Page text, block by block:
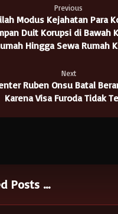
Previous
Modus Kejahatan Para
Duit Korupsi di Bawah
Hingga Sewa Rumah
Next
Ruben Onsu Batal
Karena Visa Furoda Tidak
Posts ...